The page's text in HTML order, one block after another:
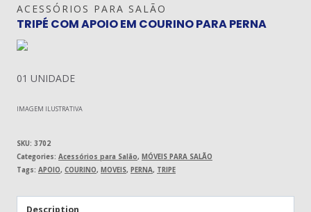
ACESSÓRIOS PARA SALÃO
TRIPÉ COM APOIO EM COURINO PARA PERNA
01 UNIDADE
IMAGEM ILUSTRATIVA
SKU: 3702
Categories: Acessórios para Salão, MÓVEIS PARA SALÃO
Tags: APOIO, COURINO, MOVEIS, PERNA, TRIPE